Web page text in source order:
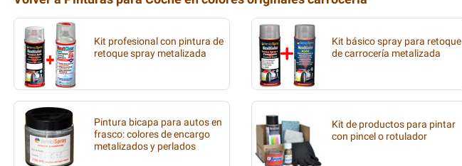
Kit profesional con pintura de
retoque spray metalizada
Kit básico spray para retoque
de carrocería metalizada
Pintura bicapa para autos en
frasco: colores de encargo
metalizados y perlados
Kit de productos para pintar
con pincel o rotulador